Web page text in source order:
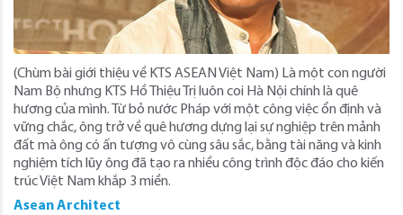
(Chùm bài giới thiệu về KTS ASEAN Việt Nam) Là một con người
Nam Bộ nhưng KTS Hồ Thiệu Trị luôn coi Hà Nội chính là quê
hương của mình. Từ bỏ nước Pháp với một công việc ổn định và
vững chắc, ông trở về quê hương dựng lại sự nghiệp trên mảnh
đất mà ông có ấn tượng vô cùng sâu sắc, bằng tài năng và kinh
nghiệm tích lũy ông đã tạo ra nhiều công trình độc đáo cho kiến
trúc Việt Nam khắp 3 miền.
Asean Architect